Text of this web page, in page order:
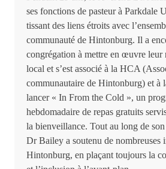
ses fonctions de pasteur à Parkdale
tissant des liens étroits avec
communauté de Hintonburg. Il a
congrégation à mettre en œuvre leur
local et s’est associé à la HCA
communautaire de Hintonburg) et à
lancer « In From the Cold », un
hebdomadaire de repas gratuits
la bienveillance. Tout au long de
Dr Bailey a soutenu de nombreuses
Hintonburg, en plaçant toujours la